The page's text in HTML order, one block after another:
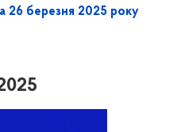
26 березня 2025 року